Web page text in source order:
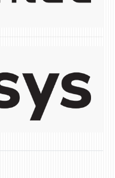
ПРОГРАМИ